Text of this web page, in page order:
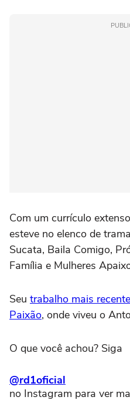
Com um currículo
esteve no elenco de
Sucata, Baila Comigo,
Família e Mulheres
Seu trabalho mais
Paixão, onde viveu o
O que você achou? Siga
@rd1oficial
no Instagram para ver